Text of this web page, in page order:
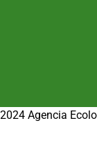
2024 Agencia